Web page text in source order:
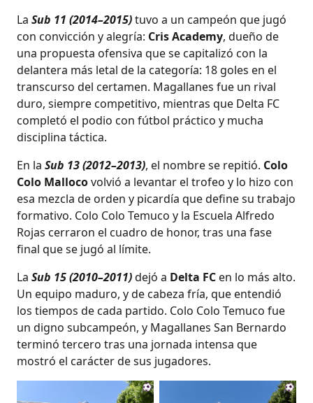
La Sub 11 (2014–2015)tuvo a un campeón que jugó
con convicción y alegría: Cris Academy, dueño de
una propuesta ofensiva que se capitalizó con la
delantera más letal de la categoría: 18 goles en el
transcurso del certamen. Magallanes fue un rival
duro, siempre competitivo, mientras que Delta FC
completó el podio con fútbol práctico y mucha
disciplina táctica.
En la Sub 13 (2012–2013), el nombre se repitió. Colo
Colo Mallocovolvió a levantar el trofeo y lo hizo con
esa mezcla de orden y picardía que define su trabajo
formativo. Colo Colo Temuco y la Escuela Alfredo
Rojas cerraron el cuadro de honor, tras una fase
final que se jugó al límite.
La Sub 15 (2010–2011)dejó a Delta FCen lo más alto.
Un equipo maduro, y de cabeza fría, que entendió
los tiempos de cada partido. Colo Colo Temuco fue
un digno subcampeón, y Magallanes San Bernardo
terminó tercero tras una jornada intensa que
mostró el carácter de sus jugadores.